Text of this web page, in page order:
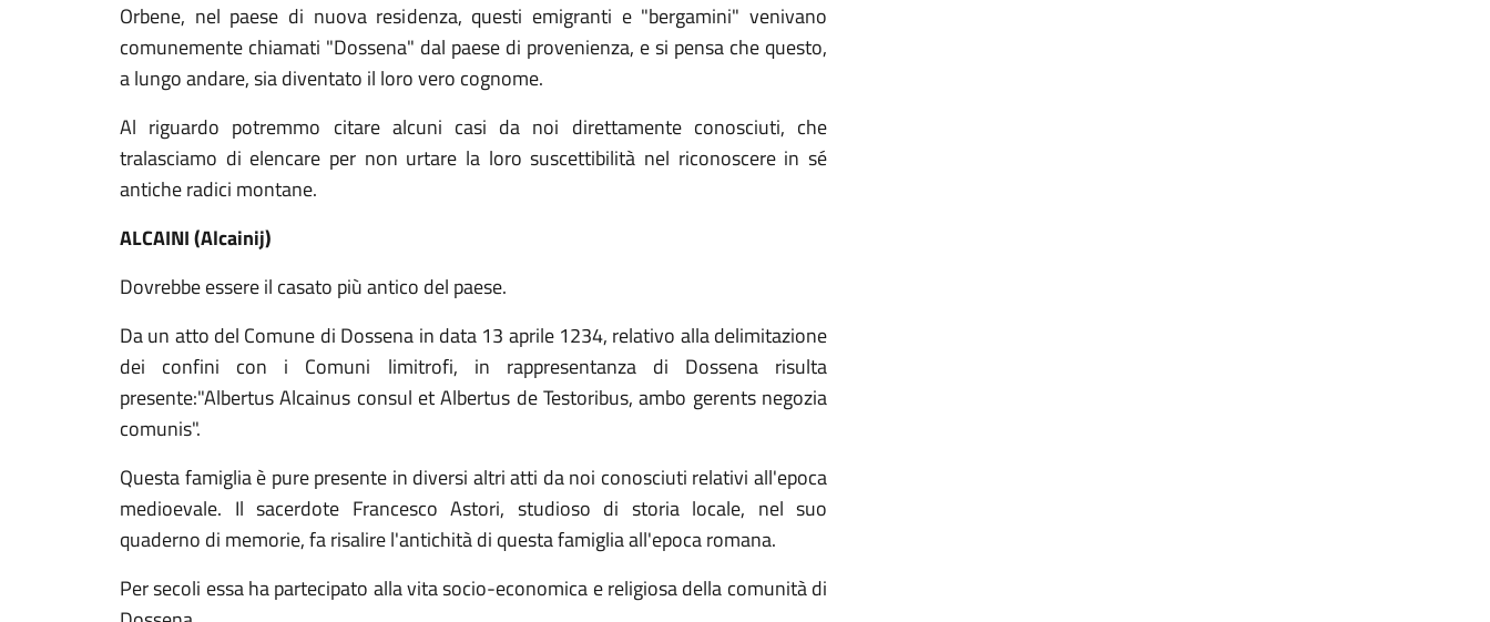
Orbene, nel paese di nuova residenza, questi emigranti e "bergamini" venivano
comunemente chiamati "Dossena" dal paese di provenienza, e si pensa che questo,
a lungo andare, sia diventato il loro vero cognome.
Al riguardo potremmo citare alcuni casi da noi direttamente conosciuti, che
tralasciamo di elencare per non urtare la loro suscettibilità nel riconoscere in sé
antiche radici montane.
ALCAINI (Alcainij)
Dovrebbe essere il casato più antico del paese.
Da un atto del Comune di Dossena in data 13 aprile 1234, relativo alla delimitazione
dei confini con i Comuni limitrofi, in rappresentanza di Dossena risulta
presente:"Albertus Alcainus consul et Albertus de Testoribus, ambo gerents negozia
comunis".
Questa famiglia è pure presente in diversi altri atti da noi conosciuti relativi all'epoca
medioevale. Il sacerdote Francesco Astori, studioso di storia locale, nel suo
quaderno di memorie, fa risalire l'antichità di questa famiglia all'epoca romana.
Per secoli essa ha partecipato alla vita socio-economica e religiosa della comunità di